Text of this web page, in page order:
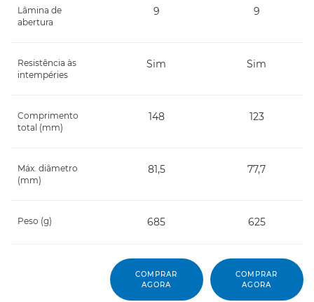
Lâmina de
abertura
9 9
Resistência às
intempéries
Sim Sim
Comprimento
total (mm)
148 123
Máx. diâmetro
(mm)
81,5 77,7
Peso (g) 685 625
COMPRAR
AGORA
COMPRAR
AGORA